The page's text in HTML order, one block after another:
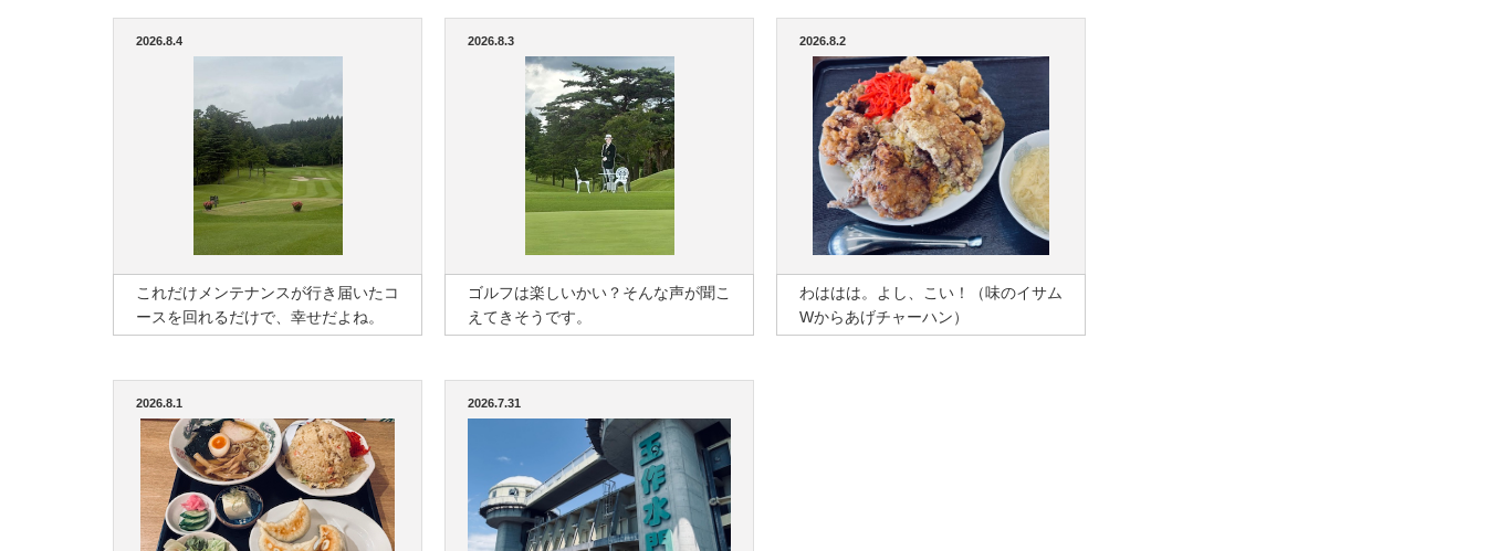
2026.8.4
これだけメンテナンスが行き届いたコ
ースを回れるだけで、幸せだよね。
2026.8.3
ゴルフは楽しいかい？そんな声が聞こ
えてきそうです。
2026.8.2
わははは。よし、こい！（味のイサム
Wからあげチャーハン）
2026.8.1 2026.7.31